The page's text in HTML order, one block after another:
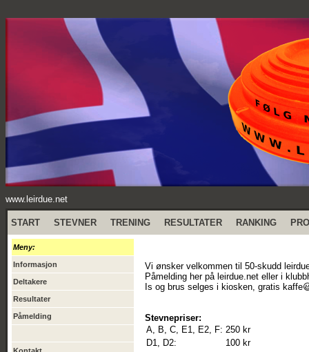
www.leirdue.net
START STEVNER TRENING RESULTATER RANKING
Meny:
Informasjon
Deltakere
Resultater
Påmelding
Vi ønsker velkommen til 50-skudd
Påmelding her på leirdue.net eller i
Is og brus selges i kiosken, gratis
Stevnepriser:
A, B, C, E1, E2, F: 250 kr
D1, D2:
100 kr